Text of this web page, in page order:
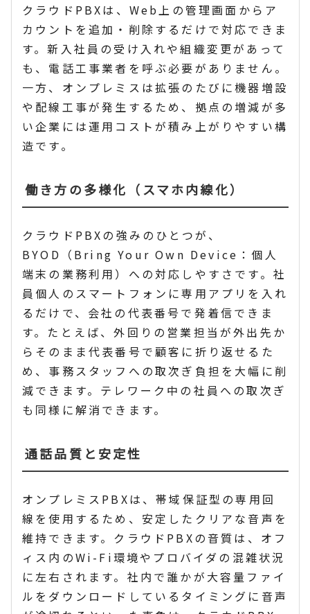
クラウドPBXは、Web上の管理画面からア
カウントを追加・削除するだけで対応できま
す。新入社員の受け入れや組織変更があって
も、電話工事業者を呼ぶ必要がありません。
一方、オンプレミスは拡張のたびに機器増設
や配線工事が発生するため、拠点の増減が多
い企業には運用コストが積み上がりやすい構
造です。
働き方の多様化（スマホ内線化）
クラウドPBXの強みのひとつが、
BYOD（Bring Your Own Device：個人
端末の業務利用）への対応しやすさです。社
員個人のスマートフォンに専用アプリを入れ
るだけで、会社の代表番号で発着信できま
す。たとえば、外回りの営業担当が外出先か
らそのまま代表番号で顧客に折り返せるた
め、事務スタッフへの取次ぎ負担を大幅に削
減できます。テレワーク中の社員への取次ぎ
も同様に解消できます。
通話品質と安定性
オンプレミスPBXは、帯域保証型の専用回
線を使用するため、安定したクリアな音声を
維持できます。クラウドPBXの音質は、オフ
ィス内のWi-Fi環境やプロバイダの混雑状況
に左右されます。社内で誰かが大容量ファイ
ルをダウンロードしているタイミングに音声